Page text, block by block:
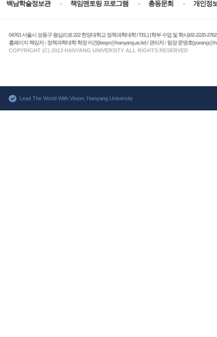
백남학술정보관 책임멘토링 프로그램 총동문회 개인정
04763 서울시 성동구 왕십리로 222 한양대학교 정책과학대학 / TEL) (학부 수업 및 학사)02-2220-2762
홈페이지 책임자 : 정책과학대학 학장 이건(leegn@hanyang.ac.kr) / 관리자 : 팀장 문영호
COPYRIGHT (C) 2013 HANYANG UNIVERSITY ALL RIGHTS RESERVED
Lead The World With Vision, Hanyang University